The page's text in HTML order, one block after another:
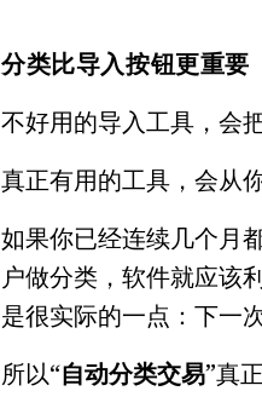
分类比导入按钮更重要
不好用的导入工具，会
真正有用的工具，会从
如果你已经连续几个月
户做分类，软件就应该
是很实际的一点：下一
所以“自动分类交易”真